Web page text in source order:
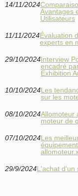
14/11/2024
Avantages
Utilisateurs
11/11/2024Évaluation
experts en
29/10/2024Interview
encadré
Exhibition
10/10/2024Les
sur les
08/10/2024Allomoteur
moteur de
07/10/2024Les
29/9/2024L'achat d'un